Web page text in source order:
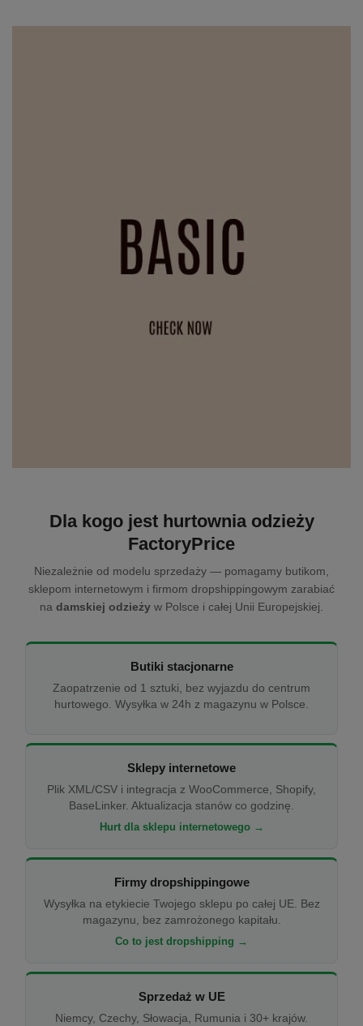
Dla kogo jest hurtownia odzieży
FactoryPrice
Niezależnie od modelu sprzedaży — pomagamy butikom,
sklepom internetowym i firmom dropshippingowym zarabiać
na damskiej odzieży w Polsce i całej Unii Europejskiej.
Butiki stacjonarne
Zaopatrzenie od 1 sztuki, bez wyjazdu do centrum
hurtowego. Wysyłka w 24h z magazynu w Polsce.
Sklepy internetowe
Plik XML/CSV i integracja z WooCommerce, Shopify,
BaseLinker. Aktualizacja stanów co godzinę.
Hurt dla sklepu internetowego →
Firmy dropshippingowe
Wysyłka na etykiecie Twojego sklepu po całej UE. Bez
magazynu, bez zamrożonego kapitału.
Co to jest dropshipping →
Sprzedaż w UE
Niemcy, Czechy, Słowacja, Rumunia i 30+ krajów.